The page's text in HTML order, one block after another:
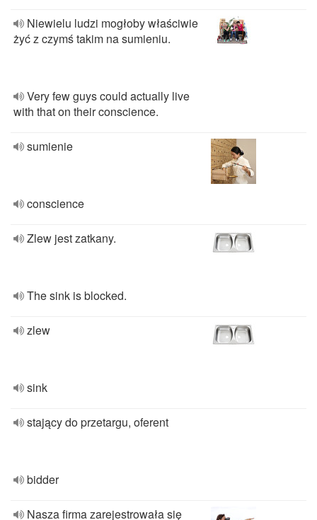
Niewielu ludzi mogłoby właściwie
żyć z czymś takim na sumieniu.
Very few guys could actually live
with that on their conscience.
sumienie
conscience
Zlew jest zatkany.
The sink is blocked.
zlew
sink
stający do przetargu, oferent
bidder
Nasza firma zarejestrowała się